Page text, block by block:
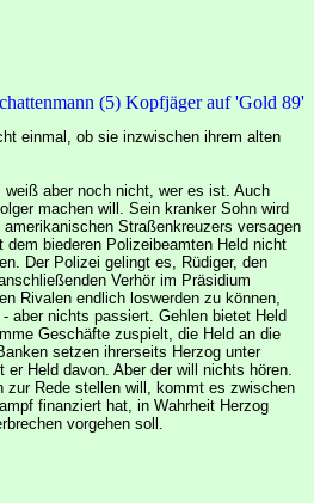
einmal, ob sie inzwischen ihrem alten
aber noch nicht, wer es ist. Auch
machen will. Sein kranker Sohn wird
Straßenkreuzers versagen
biederen Polizeibeamten Held nicht
Der Polizei gelingt es, Rüdiger, den
Verhör im Präsidium
Rivalen endlich loswerden zu können,
aber nichts passiert. Gehlen bietet Held
Geschäfte zuspielt, die Held an die
setzen ihrerseits Herzog unter
Held davon. Aber der will nichts hören.
zur Rede stellen will, kommt es zwischen
finanziert hat, in Wahrheit Herzog
vorgehen soll.